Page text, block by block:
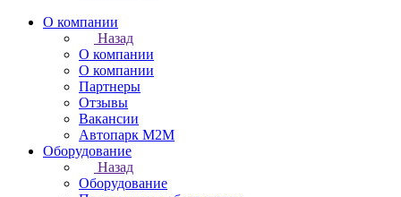
О компании
Назад
О компании
О компании
Партнеры
Отзывы
Вакансии
Автопарк М2М
Оборудование
Назад
Оборудование